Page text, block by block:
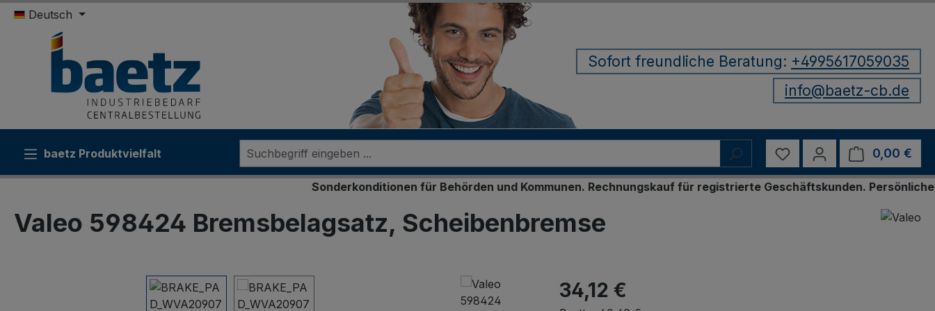
Hauptinhalt springen
Zur Suche springen
Zur Hauptnavigation springen
Deutsch
Sofort freundliche Beratung: +4995617059035
info@baetz-cb.de
baetz Produktvielfalt Du hast 0 Produkte auf
0,00 €
Sonderkonditionen für Behörden und Kommunen. Rechnungskauf für registrierte Geschäftskunden. Persönliche
Valeo 598424 Bremsbelagsatz, Scheibenbremse
Bildergalerie überspringen 34,12 €